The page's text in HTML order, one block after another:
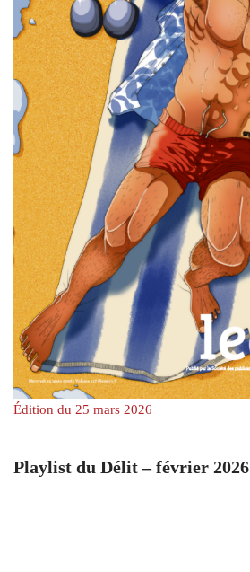
Édition du 25 mars 2026
Playlist du Délit – février 2026